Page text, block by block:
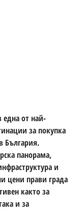
една от най-
за покупка
България.
панорама,
и
цени прави града
както за
и за